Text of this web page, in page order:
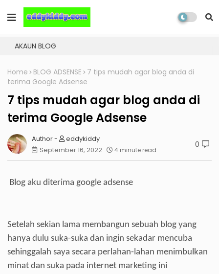
AKAUN BLOG
Home BLOG ADSENSE
7 tips mudah agar blog anda di
terima Google Adsense
7 tips mudah agar blog anda di
terima Google Adsense
eddykiddy
September 16, 2022
4 minute read
0
Blog aku diterima google adsense
Setelah sekian lama membangun sebuah blog yang
hanya dulu suka-suka dan ingin sekadar mencuba
sehinggalah saya secara perlahan-lahan menimbulkan
minat dan suka pada internet marketing ini